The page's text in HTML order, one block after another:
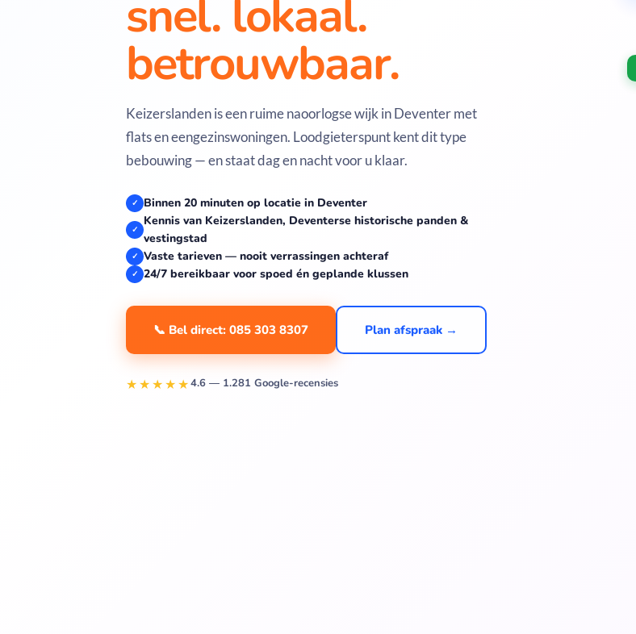
snel. lokaal.
betrouwbaar.
Keizerslanden is een ruime naoorlogse wijk in Deventer met
flats en eengezinswoningen. Loodgieterspunt kent dit type
bebouwing — en staat dag en nacht voor u klaar.
✓ Binnen 20 minuten op locatie in Deventer
✓
Kennis van Keizerslanden, Deventerse historische panden &
vestingstad
✓ Vaste tarieven — nooit verrassingen achteraf
✓ 24/7 bereikbaar voor spoed én geplande klussen
📞 Bel direct: 085 303 8307 Plan afspraak →
★★★★★4.6 — 1.281 Google-recensies